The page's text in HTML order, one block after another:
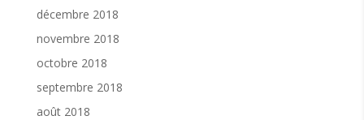
décembre 2018
novembre 2018
octobre 2018
septembre 2018
août 2018